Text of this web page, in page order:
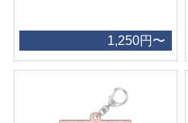
1,250円〜